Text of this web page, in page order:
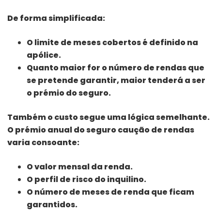
De forma simplificada:
O limite de meses cobertos é definido na
apólice.
Quanto maior for o número de rendas que
se pretende garantir, maior tenderá a ser
o prémio do seguro.
Também o custo segue uma lógica semelhante.
O prémio anual do seguro caução de rendas
varia consoante:
O valor mensal da renda.
O perfil de risco do inquilino.
O número de meses de renda que ficam
garantidos.